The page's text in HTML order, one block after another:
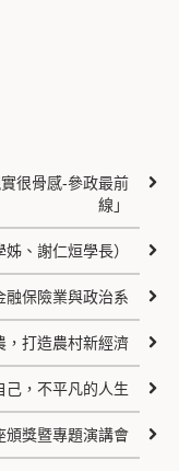
很骨感-參政最前
線」
、謝仁烜學長）
融保險業與政治系
，打造農村新經濟
己，不平凡的人生
頒獎暨專題演講會